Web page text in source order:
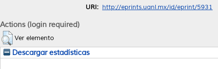
URI: http://eprints.uanl.mx/id/eprint/5931
Actions (login required)
Ver elemento
Descargar estadísticas